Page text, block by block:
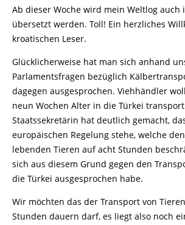
Ab dieser Woche wird mein Weltlog auch
übersetzt werden. Toll! Ein herzliches
kroatischen Leser.
Glücklicherweise hat man sich anhand
Parlamentsfragen bezüglich
dagegen ausgesprochen. Viehhändler
neun Wochen Alter in die Türkei
Staatssekretärin hat deutlich gemacht,
europäischen Regelung stehe, welche
lebenden Tieren auf acht Stunden
sich aus diesem Grund gegen den
die Türkei ausgesprochen habe.
Wir möchten das der Transport von
Stunden dauern darf, es liegt also noch